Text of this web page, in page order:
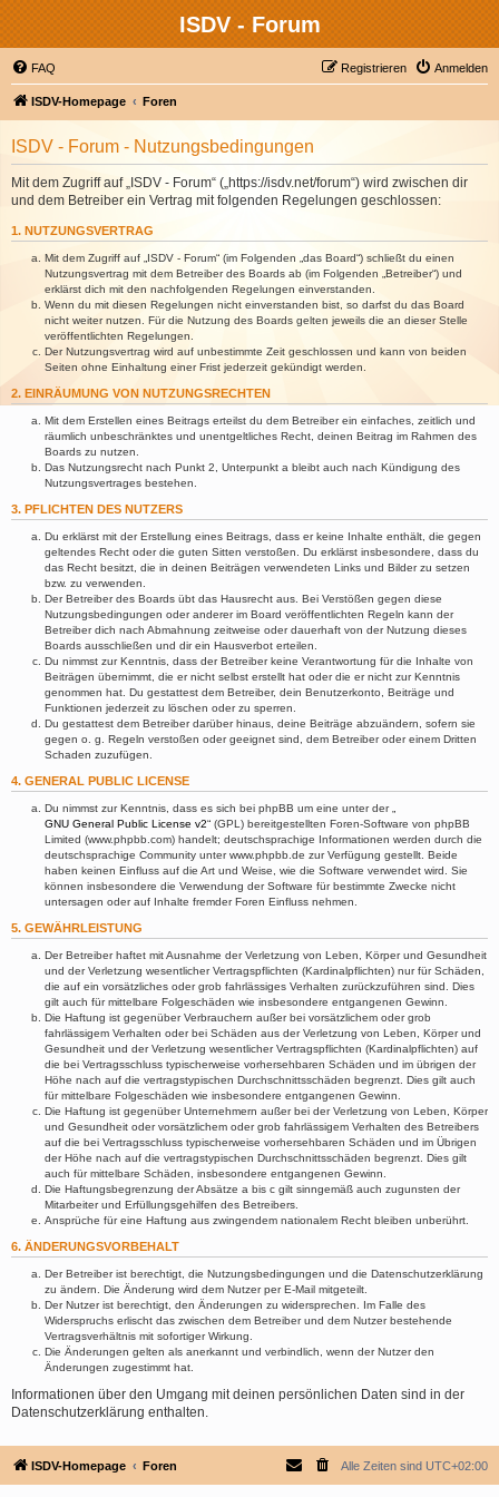
ISDV - Forum
FAQ Anmelden
Registrieren
ISDV-Homepage Foren
ISDV - Forum - Nutzungsbedingungen
Mit dem Zugriff auf „ISDV - Forum“ („https://isdv.net/forum“) wird zwischen dir
und dem Betreiber ein Vertrag mit folgenden Regelungen geschlossen:
1. NUTZUNGSVERTRAG
Mit dem Zugriff auf „ISDV - Forum“ (im Folgenden „das Board“) schließt du einen
Nutzungsvertrag mit dem Betreiber des Boards ab (im Folgenden „Betreiber“) und
erklärst dich mit den nachfolgenden Regelungen einverstanden.
Wenn du mit diesen Regelungen nicht einverstanden bist, so darfst du das Board
nicht weiter nutzen. Für die Nutzung des Boards gelten jeweils die an dieser Stelle
veröffentlichten Regelungen.
Der Nutzungsvertrag wird auf unbestimmte Zeit geschlossen und kann von beiden
Seiten ohne Einhaltung einer Frist jederzeit gekündigt werden.
2. EINRÄUMUNG VON NUTZUNGSRECHTEN
Mit dem Erstellen eines Beitrags erteilst du dem Betreiber ein einfaches, zeitlich und
räumlich unbeschränktes und unentgeltliches Recht, deinen Beitrag im Rahmen des
Boards zu nutzen.
Das Nutzungsrecht nach Punkt 2, Unterpunkt a bleibt auch nach Kündigung des
Nutzungsvertrages bestehen.
3. PFLICHTEN DES NUTZERS
Du erklärst mit der Erstellung eines Beitrags, dass er keine Inhalte enthält, die gegen
geltendes Recht oder die guten Sitten verstoßen. Du erklärst insbesondere, dass du
das Recht besitzt, die in deinen Beiträgen verwendeten Links und Bilder zu setzen
bzw. zu verwenden.
Der Betreiber des Boards übt das Hausrecht aus. Bei Verstößen gegen diese
Nutzungsbedingungen oder anderer im Board veröffentlichten Regeln kann der
Betreiber dich nach Abmahnung zeitweise oder dauerhaft von der Nutzung dieses
Boards ausschließen und dir ein Hausverbot erteilen.
Du nimmst zur Kenntnis, dass der Betreiber keine Verantwortung für die Inhalte von
Beiträgen übernimmt, die er nicht selbst erstellt hat oder die er nicht zur Kenntnis
genommen hat. Du gestattest dem Betreiber, dein Benutzerkonto, Beiträge und
Funktionen jederzeit zu löschen oder zu sperren.
Du gestattest dem Betreiber darüber hinaus, deine Beiträge abzuändern, sofern sie
gegen o. g. Regeln verstoßen oder geeignet sind, dem Betreiber oder einem Dritten
Schaden zuzufügen.
4. GENERAL PUBLIC LICENSE
Du nimmst zur Kenntnis, dass es sich bei phpBB um eine unter der „
GNU General Public License v2“ (GPL) bereitgestellten Foren-Software von phpBB
Limited (www.phpbb.com) handelt; deutschsprachige Informationen werden durch die
deutschsprachige Community unter www.phpbb.de zur Verfügung gestellt. Beide
haben keinen Einfluss auf die Art und Weise, wie die Software verwendet wird. Sie
können insbesondere die Verwendung der Software für bestimmte Zwecke nicht
untersagen oder auf Inhalte fremder Foren Einfluss nehmen.
5. GEWÄHRLEISTUNG
Der Betreiber haftet mit Ausnahme der Verletzung von Leben, Körper und Gesundheit
und der Verletzung wesentlicher Vertragspflichten (Kardinalpflichten) nur für Schäden,
die auf ein vorsätzliches oder grob fahrlässiges Verhalten zurückzuführen sind. Dies
gilt auch für mittelbare Folgeschäden wie insbesondere entgangenen Gewinn.
Die Haftung ist gegenüber Verbrauchern außer bei vorsätzlichem oder grob
fahrlässigem Verhalten oder bei Schäden aus der Verletzung von Leben, Körper und
Gesundheit und der Verletzung wesentlicher Vertragspflichten (Kardinalpflichten) auf
die bei Vertragsschluss typischerweise vorhersehbaren Schäden und im übrigen der
Höhe nach auf die vertragstypischen Durchschnittsschäden begrenzt. Dies gilt auch
für mittelbare Folgeschäden wie insbesondere entgangenen Gewinn.
Die Haftung ist gegenüber Unternehmern außer bei der Verletzung von Leben, Körper
und Gesundheit oder vorsätzlichem oder grob fahrlässigem Verhalten des Betreibers
auf die bei Vertragsschluss typischerweise vorhersehbaren Schäden und im Übrigen
der Höhe nach auf die vertragstypischen Durchschnittsschäden begrenzt. Dies gilt
auch für mittelbare Schäden, insbesondere entgangenen Gewinn.
Die Haftungsbegrenzung der Absätze a bis c gilt sinngemäß auch zugunsten der
Mitarbeiter und Erfüllungsgehilfen des Betreibers.
Ansprüche für eine Haftung aus zwingendem nationalem Recht bleiben unberührt.
6. ÄNDERUNGSVORBEHALT
Der Betreiber ist berechtigt, die Nutzungsbedingungen und die Datenschutzerklärung
zu ändern. Die Änderung wird dem Nutzer per E-Mail mitgeteilt.
Der Nutzer ist berechtigt, den Änderungen zu widersprechen. Im Falle des
Widerspruchs erlischt das zwischen dem Betreiber und dem Nutzer bestehende
Vertragsverhältnis mit sofortiger Wirkung.
Die Änderungen gelten als anerkannt und verbindlich, wenn der Nutzer den
Änderungen zugestimmt hat.
Informationen über den Umgang mit deinen persönlichen Daten sind in der
Datenschutzerklärung enthalten.
ISDV-Homepage Foren Alle Zeiten sind UTC+02:00